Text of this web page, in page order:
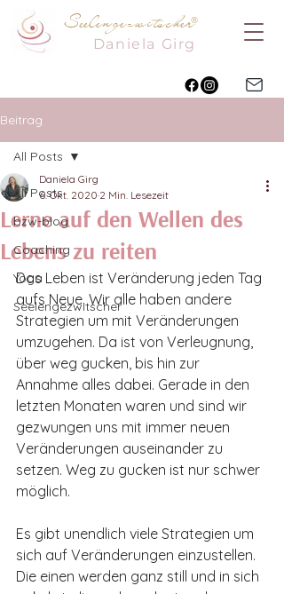
Seelengezwitscher
Daniela Girg
®
Beitrag
All Posts
bzw-blog
Coaching
Yoga
Seelengezwitscher
All Posts
Lerne auf den Wellen des
Lebens zu reiten
Daniela Girg
6. Okt. 2020 2 Min. Lesezeit
Das Leben ist Veränderung jeden Tag
aufs Neue. Wir alle haben andere
Strategien um mit Veränderungen
umzugehen. Da ist von Verleugnung,
über weg gucken, bis hin zur
Annahme alles dabei. Gerade in den
letzten Monaten waren und sind wir
gezwungen uns mit immer neuen
Veränderungen auseinander zu
setzen. Weg zu gucken ist nur schwer
möglich.
Es gibt unendlich viele Strategien um
sich auf Veränderungen einzustellen.
Die einen werden ganz still und in sich